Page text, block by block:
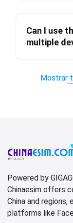
Can I use
multiple
Mostrar
Powered by
Chinaesim offers
China and
platforms like